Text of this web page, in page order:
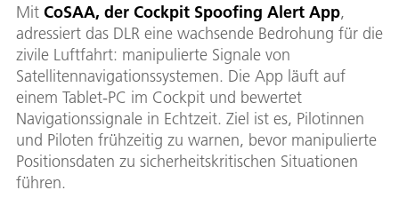
Mit CoSAA, der Cockpit Spoofing Alert App,
adressiert das DLR eine wachsende Bedrohung für die
zivile Luftfahrt: manipulierte Signale von
Satellitennavigationssystemen. Die App läuft auf
einem Tablet-PC im Cockpit und bewertet
Navigationssignale in Echtzeit. Ziel ist es, Pilotinnen
und Piloten frühzeitig zu warnen, bevor manipulierte
Positionsdaten zu sicherheitskritischen Situationen
führen.